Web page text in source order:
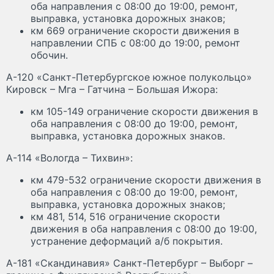
оба направления с 08:00 до 19:00, ремонт,
выправка, установка дорожных знаков;
км 669 ограничение скорости движения в
направлении СПБ с 08:00 до 19:00, ремонт
обочин.
А-120 «Санкт-Петербургское южное полукольцо»
Кировск – Мга – Гатчина – Большая Ижора:
км 105-149 ограничение скорости движения в
оба направления с 08:00 до 19:00, ремонт,
выправка, установка дорожных знаков.
А-114 «Вологда – Тихвин»:
км 479-532 ограничение скорости движения в
оба направления с 08:00 до 19:00, ремонт,
выправка, установка дорожных знаков;
км 481, 514, 516 ограничение скорости
движения в оба направления с 08:00 до 19:00,
устранение деформаций а/б покрытия.
А-181 «Скандинавия» Санкт-Петербург – Выборг –